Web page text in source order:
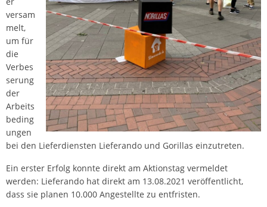
versam
melt,
um für
die
Verbes
serung
der
Arbeits
beding
ungen
bei den Lieferdiensten Lieferando und Gorillas einzutreten.
Ein erster Erfolg konnte direkt am Aktionstag vermeldet
werden: Lieferando hat direkt am 13.08.2021 veröffentlicht,
dass sie planen 10.000 Angestellte zu entfristen.